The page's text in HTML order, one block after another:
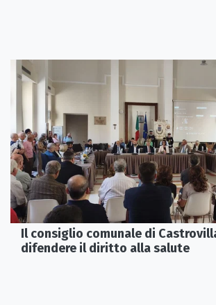
Il consiglio comunale di
difendere il diritto alla salute